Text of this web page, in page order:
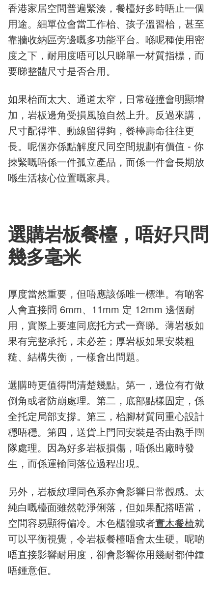
香港家居空間普遍緊湊，餐檯好多時唔止一個
用途。細單位會當工作枱、孩子溫習枱，甚至
靠牆收納區旁邊嘅多功能平台。喺呢種使用密
度之下，耐用度唔可以只睇單一材質指標，而
要睇整體尺寸是否合用。
如果枱面太大、通道太窄，日常碰撞會明顯增
加，岩板邊角受損風險自然上升。反過來講，
尺寸配得準、動線留得夠，餐檯壽命往往更
長。呢個亦係點解度尺同空間規劃有價值 - 你
揀緊嘅唔係一件孤立產品，而係一件會長期放
喺生活核心位置嘅家具。
選購岩板餐檯，唔好只問
幾多毫米
厚度當然重要，但唔應該係唯一標準。有啲客
人會直接問 6mm、11mm 定 12mm 邊個耐
用，實際上要連同底托方式一齊睇。薄岩板如
果有完整承托，未必差；厚岩板如果安裝粗
糙、結構失衡，一樣會出問題。
選購時更值得問清楚幾點。第一，邊位有冇做
倒角或者防崩處理。第二，底部點樣固定，係
全托定局部支撐。第三，枱腳材質同重心設計
穩唔穩。第四，送貨上門同安裝是否由熟手團
隊處理。因為好多岩板損傷，唔係出廠時發
生，而係運輸同落位過程出現。
另外，岩板紋理同色系亦會影響日常觀感。太
純白嘅檯面雖然乾淨俐落，但如果配搭唔當，
空間容易顯得偏冷。木色櫃體或者實木餐椅就
可以平衡視覺，令岩板餐檯唔會太生硬。呢啲
唔直接影響耐用度，卻會影響你用幾耐都仲鍾
唔鍾意佢。